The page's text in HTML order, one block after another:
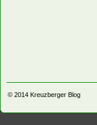
© 2014 Kreuzberger Blog